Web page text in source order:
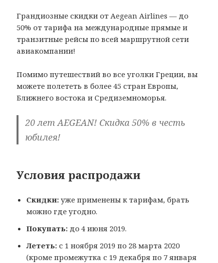
Грандиозные скидки от Aegean Airlines — до
50% от тарифа на международные прямые и
транзитные рейсы по всей маршрутной сети
авиакомпании!
Помимо путешествий во все уголки Греции, вы
можете полететь в более 45 стран Европы,
Ближнего востока и Средиземноморья.
20 лет AEGEAN! Скидка 50% в честь
юбилея!
Условия распродажи
Скидки: уже применены к тарифам, брать
можно где угодно.
Покупать: до 4 июня 2019.
Лететь: с 1 ноября 2019 по 28 марта 2020
(кроме промежутка с 19 декабря по 7 января